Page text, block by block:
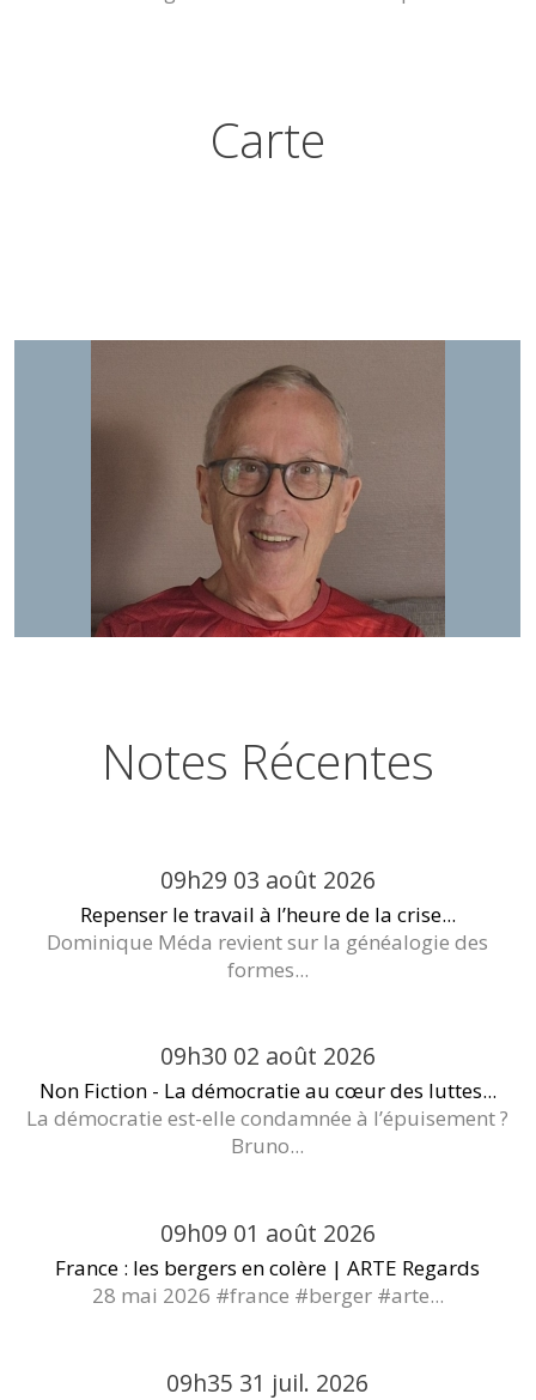
Carte
Notes Récentes
09h29 03 août 2026
Repenser le travail à l’heure de la crise...
Dominique Méda revient sur la généalogie des
formes...
09h30 02 août 2026
Non Fiction - La démocratie au cœur des luttes...
La démocratie est-elle condamnée à l’épuisement ?
Bruno...
09h09 01 août 2026
France : les bergers en colère | ARTE Regards
28 mai 2026 #france #berger #arte...
09h35 31 juil. 2026